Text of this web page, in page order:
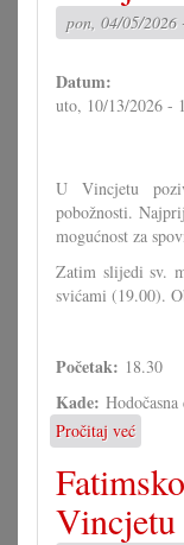
pon, 04/05/2026
Datum:
uto, 10/13/2026 -
U Vincjetu
pobožnosti.
mogućnost za
Zatim slijedi sv.
svićami (19.00).
Početak: 18.30
Kade:
Pročitaj već
u
Vincjetu
Vincjetu